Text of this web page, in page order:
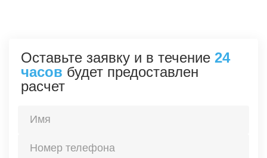
Оставьте заявку и в течение 24
часов будет предоставлен
расчет